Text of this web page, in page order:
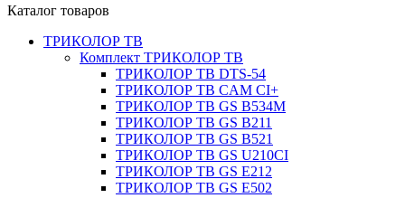
Каталог товаров
ТРИКОЛОР ТВ
Комплект ТРИКОЛОР ТВ
ТРИКОЛОР ТВ DTS-54
ТРИКОЛОР ТВ CAM CI+
ТРИКОЛОР ТВ GS B534M
ТРИКОЛОР ТВ GS B211
ТРИКОЛОР ТВ GS B521
ТРИКОЛОР ТВ GS U210CI
ТРИКОЛОР ТВ GS E212
ТРИКОЛОР ТВ GS E502